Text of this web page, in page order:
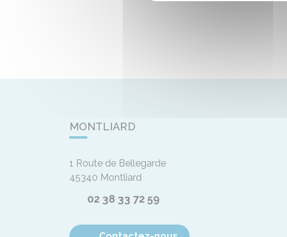
MONTLIARD
1 Route de Bellegarde
45340 Montliard
02 38 33 72 59